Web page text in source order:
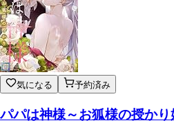
気になる 予約済み
パパは神様～お狐様の授か